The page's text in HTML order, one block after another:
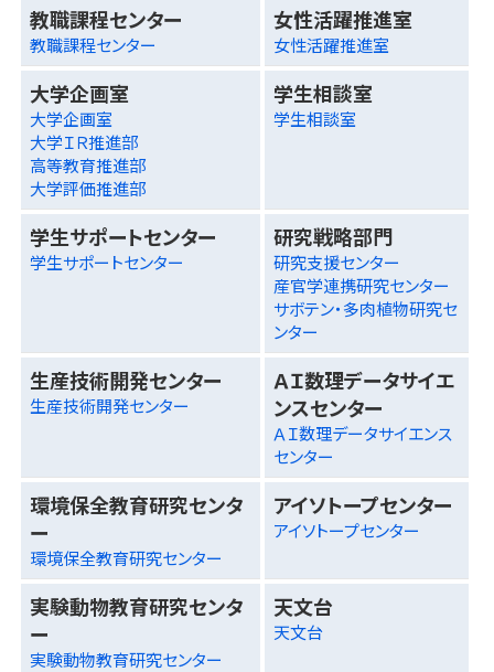
教職課程センター
教職課程センター
女性活躍推進室
女性活躍推進室
大学企画室
大学企画室
大学ＩＲ推進部
高等教育推進部
大学評価推進部
学生相談室
学生相談室
学生サポートセンター
学生サポートセンター
研究戦略部門
研究支援センター
産官学連携研究センター
サボテン・多肉植物研究セ
ンター
生産技術開発センター
生産技術開発センター
ＡＩ数理データサイエ
ンスセンター
ＡＩ数理データサイエンス
センター
環境保全教育研究センタ
ー
環境保全教育研究センター
アイソトープセンター
アイソトープセンター
実験動物教育研究センタ
ー
実験動物教育研究センター
天文台
天文台